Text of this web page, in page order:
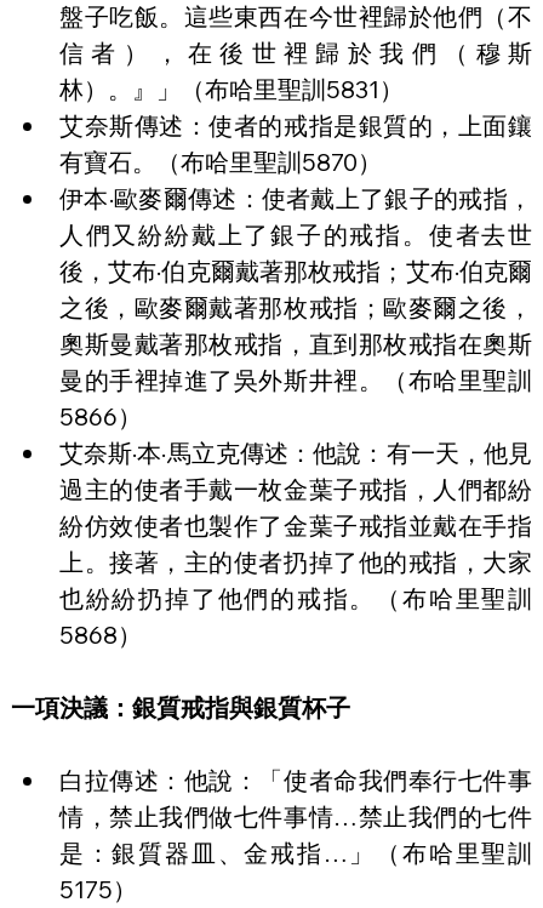
盤子吃飯。這些東西在今世裡歸於他們（不
信者），在後世裡歸於我們（穆斯
林）。』」（布哈里聖訓5831）
艾奈斯傳述：使者的戒指是銀質的，上面鑲
有寶石。（布哈里聖訓5870）
伊本·歐麥爾傳述：使者戴上了銀子的戒指，
人們又紛紛戴上了銀子的戒指。使者去世
後，艾布·伯克爾戴著那枚戒指；艾布·伯克爾
之後，歐麥爾戴著那枚戒指；歐麥爾之後，
奧斯曼戴著那枚戒指，直到那枚戒指在奧斯
曼的手裡掉進了吳外斯井裡。（布哈里聖訓
5866）
艾奈斯·本·馬立克傳述：他說：有一天，他見
過主的使者手戴一枚金葉子戒指，人們都紛
紛仿效使者也製作了金葉子戒指並戴在手指
上。接著，主的使者扔掉了他的戒指，大家
也紛紛扔掉了他們的戒指。（布哈里聖訓
5868）
一項決議：銀質戒指與銀質杯子
白拉傳述：他說：「使者命我們奉行七件事
情，禁止我們做七件事情…禁止我們的七件
是：銀質器皿、金戒指…」（布哈里聖訓
5175）